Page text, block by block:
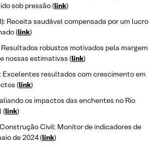
sob pressão (link)
Receita saudável compensada por um lucro
(link)
Resultados robustos motivados pela margem
nossas estimativas (link)
Excelentes resultados com crescimento em
(link)
os impactos das enchentes no Rio
(link)
Civil: Monitor de indicadores de
de 2024 (link)